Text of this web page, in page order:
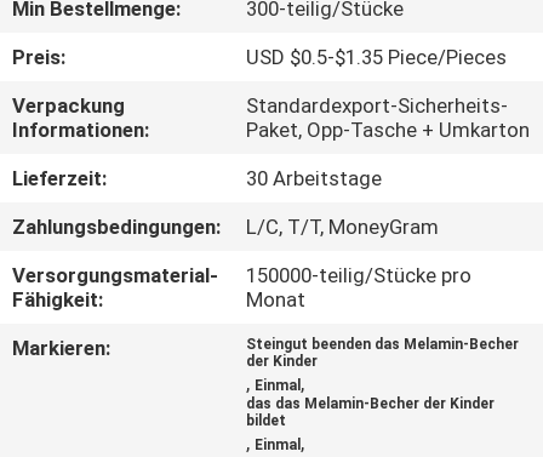
QUALITÄTSKONTROLLE
TRETEN
SIE
MIT
IN
VERBINDUNG
Min Bestellmenge:
300-teilig/Stücke
Preis:
USD $0.5-$1.35 Piece/Pieces
Verpackung
Informationen:
Standardexport-Sicherheits-
Paket, Opp-Tasche + Umkarton
Lieferzeit:
30 Arbeitstage
Zahlungsbedingungen:
L/C, T/T, MoneyGram
Versorgungsmaterial-
Fähigkeit:
150000-teilig/Stücke pro
Monat
Markieren:
Steingut beenden das Melamin-Becher
der Kinder
, Einmal ,
das das Melamin-Becher der Kinder
bildet
, Einmal ,